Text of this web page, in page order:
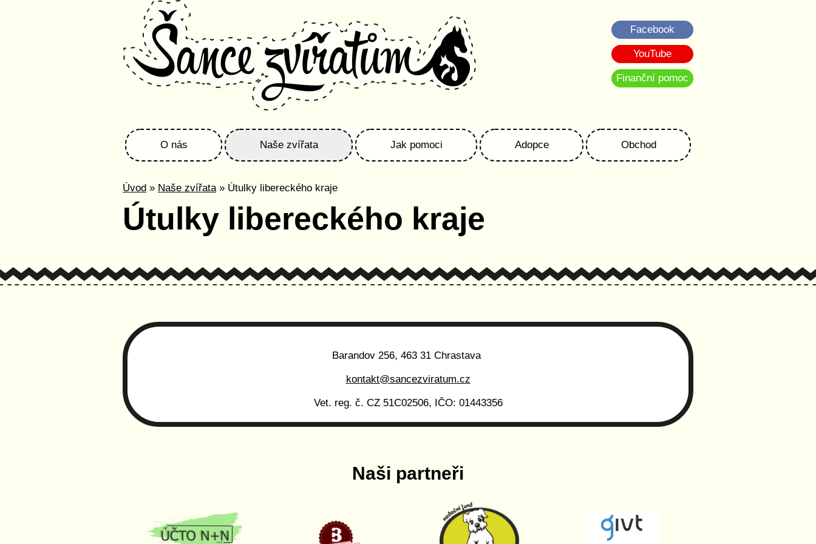
Facebook
YouTube
Finanční pomoc
O nás Naše zvířata Jak pomoci Adopce Obchod
Úvod » Naše zvířata» Útulky libereckého kraje
Útulky libereckého kraje
Barandov 256, 463 31 Chrastava
kontakt@sancezviratum.cz
Vet. reg. č. CZ 51C02506, IČO: 01443356
Naši partneři